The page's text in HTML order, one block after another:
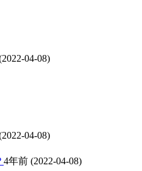
04-08)
04-08)
4年前 (2022-04-08)